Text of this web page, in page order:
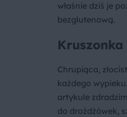
właśnie dziś je
bezglutenową.
Chrupiąca,
każdego
artykule
do drożdżówek,